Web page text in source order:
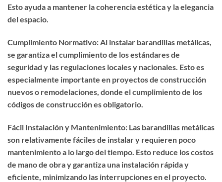
Esto ayuda a mantener la coherencia estética y la elegancia
del espacio.
Cumplimiento Normativo: Al instalar barandillas metálicas,
se garantiza el cumplimiento de los estándares de
seguridad y las regulaciones locales y nacionales. Esto es
especialmente importante en proyectos de construcción
nuevos o remodelaciones, donde el cumplimiento de los
códigos de construcción es obligatorio.
Fácil Instalación y Mantenimiento: Las barandillas metálicas
son relativamente fáciles de instalar y requieren poco
mantenimiento a lo largo del tiempo. Esto reduce los costos
de mano de obra y garantiza una instalación rápida y
eficiente, minimizando las interrupciones en el proyecto.